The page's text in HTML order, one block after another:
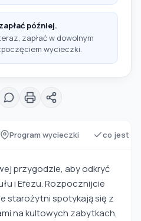
Program wycieczki co jest
przygodzie, aby odkryć
i Efezu. Rozpocznijcie
starożytni spotykają się z
na kultowych zabytkach,
później.
zapłać w dowolnym
wycieczki.